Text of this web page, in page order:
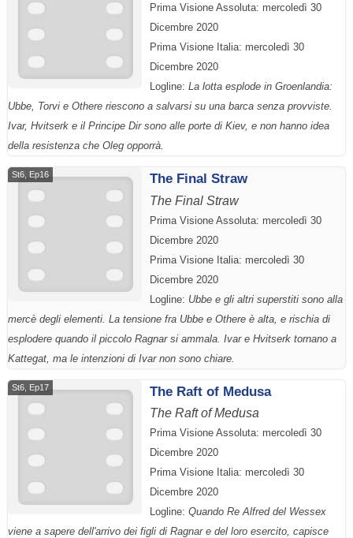
Prima Visione Assoluta: mercoledì 30
Dicembre 2020
Prima Visione Italia: mercoledì 30
Dicembre 2020
Logline: La lotta esplode in Groenlandia:
Ubbe, Torvi e Othere riescono a salvarsi su una barca senza provviste.
Ivar, Hvitserk e il Principe Dir sono alle porte di Kiev, e non hanno idea
della resistenza che Oleg opporrà.
St6, Ep16 The Final Straw
The Final Straw
Prima Visione Assoluta: mercoledì 30
Dicembre 2020
Prima Visione Italia: mercoledì 30
Dicembre 2020
Logline: Ubbe e gli altri superstiti sono alla
mercè degli elementi. La tensione fra Ubbe e Othere è alta, e rischia di
esplodere quando il piccolo Ragnar si ammala. Ivar e Hvitserk tornano a
Kattegat, ma le intenzioni di Ivar non sono chiare.
St6, Ep17 The Raft of Medusa
The Raft of Medusa
Prima Visione Assoluta: mercoledì 30
Dicembre 2020
Prima Visione Italia: mercoledì 30
Dicembre 2020
Logline: Quando Re Alfred del Wessex
viene a sapere dell'arrivo dei figli di Ragnar e del loro esercito, capisce